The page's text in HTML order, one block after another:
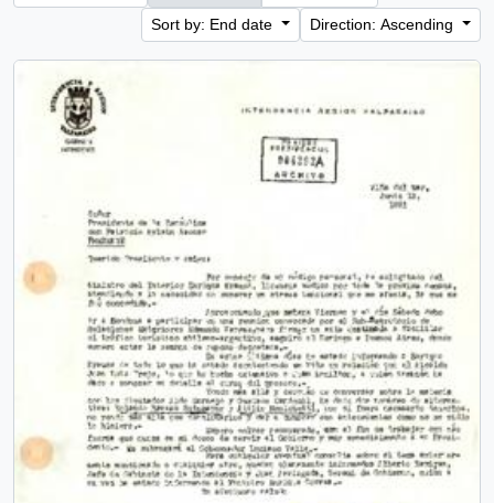
Sort by: End date
Direction: Ascending